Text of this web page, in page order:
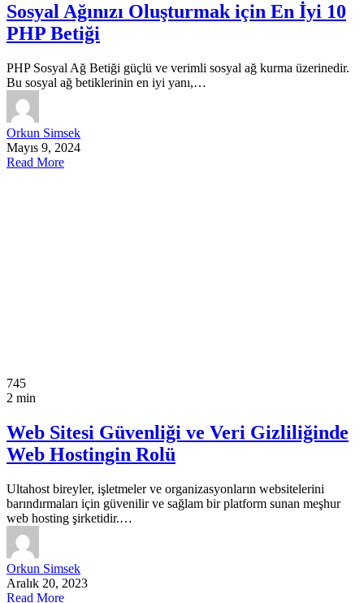
Sosyal Ağınızı Oluşturmak için En İyi 10
PHP Betiği
PHP Sosyal Ağ Betiği güçlü ve verimli sosyal ağ kurma üzerinedir.
Bu sosyal ağ betiklerinin en iyi yanı,…
Orkun Simsek
Mayıs 9, 2024
Read More
745
2 min
Web Sitesi Güvenliği ve Veri Gizliliğinde
Web Hostingin Rolü
Ultahost bireyler, işletmeler ve organizasyonların websitelerini
barındırmaları için güvenilir ve sağlam bir platform sunan meşhur
web hosting şirketidir.…
Orkun Simsek
Aralık 20, 2023
Read More